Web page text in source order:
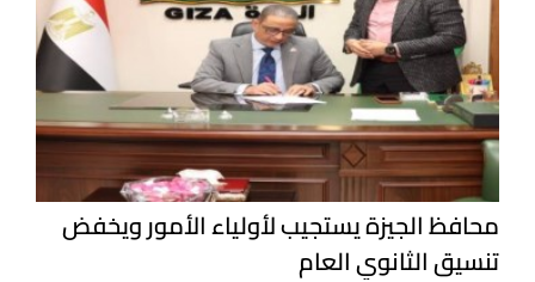
محافظ الجيزة يستجيب لأولياء الأمور ويخفض
تنسيق الثانوي العام